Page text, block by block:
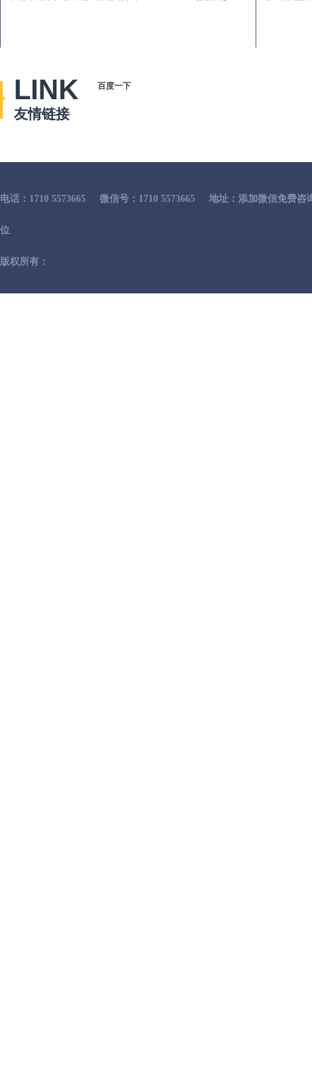
LINK
友情链接
百度一下
电话：1710 5573665 微信号：1710 5573665 地址：添加微信免费咨
位
版权所有：